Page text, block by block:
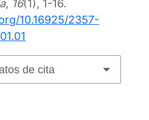
, 16(1), 1-16.
10.16925/2357-
de cita